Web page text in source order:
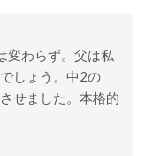
変わらず。父は私
しょう。中2の
せました。本格的